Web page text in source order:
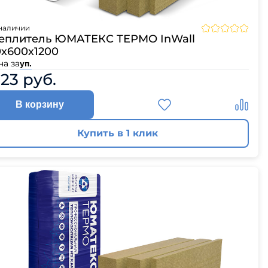
ЮМАТЕКС ТЕРМО InWall
зауп.
руб.
В корзину
Купить в 1 клик